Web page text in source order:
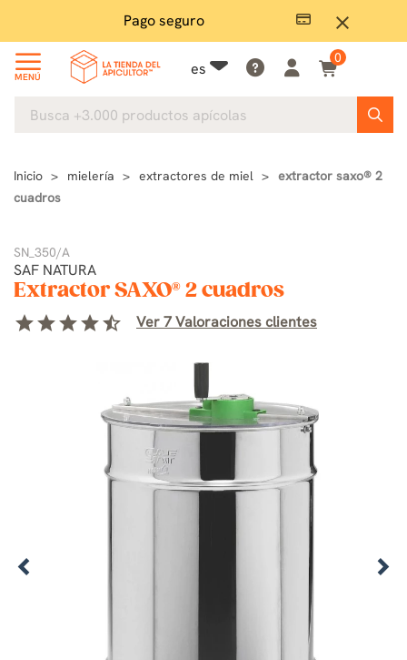
close
Pago seguro
MENÚ es
0
Inicio mielería extractores de miel
extractor saxo® 2
cuadros
SN_350/A
SAF NATURA
Extractor SAXO® 2 cuadros
starstarstarstarstar_half Ver 7 Valoraciones clientes